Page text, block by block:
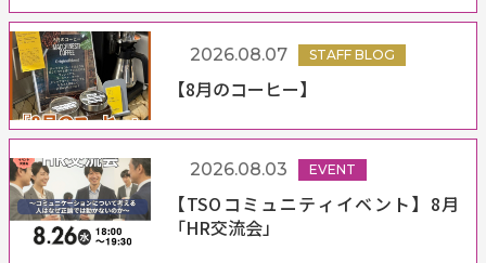
【8月のコーヒー】
2026.08.07 STAFF BLOG
【TSOコミュニティイベント】8月
「HR交流会」
2026.08.03 EVENT